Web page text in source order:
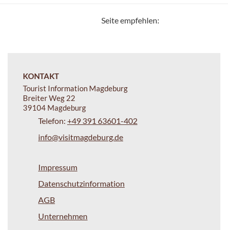
Seite empfehlen:
KONTAKT
Tourist Information Magdeburg
Breiter Weg 22
39104 Magdeburg
Telefon: +49 391 63601-402
info@visitmagdeburg.de
Impressum
Datenschutzinformation
AGB
Unternehmen